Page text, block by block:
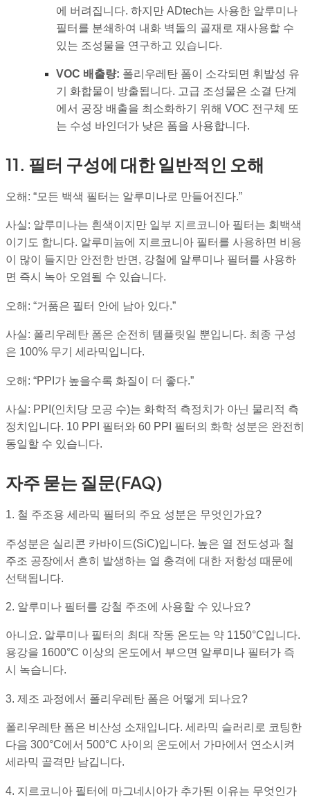
에 버려집니다. 하지만 ADtech는 사용한 알루미나
필터를 분쇄하여 내화 벽돌의 골재로 재사용할 수
있는 조성물을 연구하고 있습니다.
VOC 배출량: 폴리우레탄 폼이 소각되면 휘발성 유
기 화합물이 방출됩니다. 고급 조성물은 소결 단계
에서 공장 배출을 최소화하기 위해 VOC 전구체 또
는 수성 바인더가 낮은 폼을 사용합니다.
11. 필터 구성에 대한 일반적인 오해
오해: “모든 백색 필터는 알루미나로 만들어진다.”
사실: 알루미나는 흰색이지만 일부 지르코니아 필터는 회백색
이기도 합니다. 알루미늄에 지르코니아 필터를 사용하면 비용
이 많이 들지만 안전한 반면, 강철에 알루미나 필터를 사용하
면 즉시 녹아 오염될 수 있습니다.
오해: “거품은 필터 안에 남아 있다.”
사실: 폴리우레탄 폼은 순전히 템플릿일 뿐입니다. 최종 구성
은 100% 무기 세라믹입니다.
오해: “PPI가 높을수록 화질이 더 좋다.”
사실: PPI(인치당 모공 수)는 화학적 측정치가 아닌 물리적 측
정치입니다. 10 PPI 필터와 60 PPI 필터의 화학 성분은 완전히
동일할 수 있습니다.
자주 묻는 질문(FAQ)
1. 철 주조용 세라믹 필터의 주요 성분은 무엇인가요?
주성분은 실리콘 카바이드(SiC)입니다. 높은 열 전도성과 철
주조 공장에서 흔히 발생하는 열 충격에 대한 저항성 때문에
선택됩니다.
2. 알루미나 필터를 강철 주조에 사용할 수 있나요?
아니요. 알루미나 필터의 최대 작동 온도는 약 1150°C입니다.
용강을 1600°C 이상의 온도에서 부으면 알루미나 필터가 즉
시 녹습니다.
3. 제조 과정에서 폴리우레탄 폼은 어떻게 되나요?
폴리우레탄 폼은 비산성 소재입니다. 세라믹 슬러리로 코팅한
다음 300°C에서 500°C 사이의 온도에서 가마에서 연소시켜
세라믹 골격만 남깁니다.
4. 지르코니아 필터에 마그네시아가 추가된 이유는 무엇인가